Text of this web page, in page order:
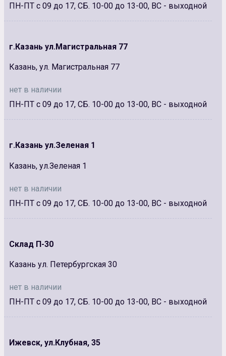
ПН-ПТ с 09 до 17, СБ. 10-00 до 13-00, ВС - выходной
г.Казань ул.Магистральная 77
Казань, ул. Магистральная 77
нет в наличии
ПН-ПТ с 09 до 17, СБ. 10-00 до 13-00, ВС - выходной
г.Казань ул.Зеленая 1
Казань, ул.Зеленая 1
нет в наличии
ПН-ПТ с 09 до 17, СБ. 10-00 до 13-00, ВС - выходной
Склад П-30
Казань ул. Петербургская 30
нет в наличии
ПН-ПТ с 09 до 17, СБ. 10-00 до 13-00, ВС - выходной
Ижевск, ул.Клубная, 35